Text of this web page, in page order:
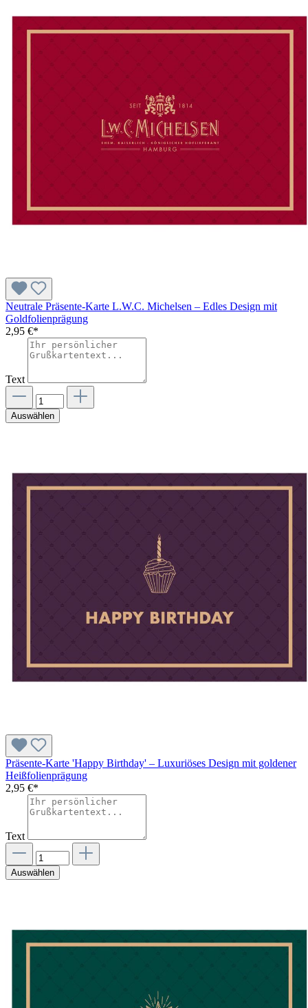
Neutrale Präsente-Karte L.W.C. Michelsen – Edles Design mit
Goldfolienprägung
2,95 €*
Text
Auswählen
Präsente-Karte 'Happy Birthday' – Luxuriöses Design mit goldener
Heißfolienprägung
2,95 €*
Text
Auswählen